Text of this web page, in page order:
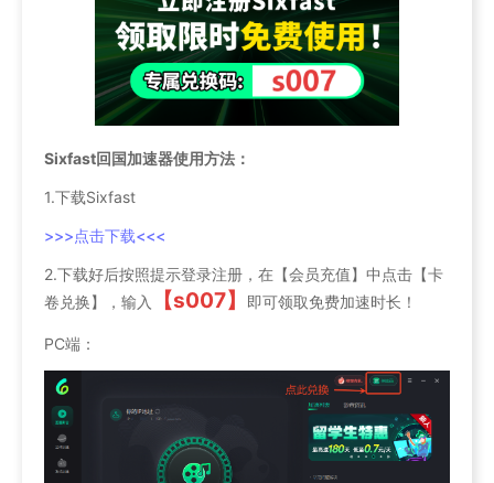
Sixfast回国加速器使用方法：
1.下载Sixfast
>>>点击下载<<<
2.下载好后按照提示登录注册，在【会员充值】中点击【卡
卷兑换】，输入
【s007】 即可领取免费加速时长！
PC端：